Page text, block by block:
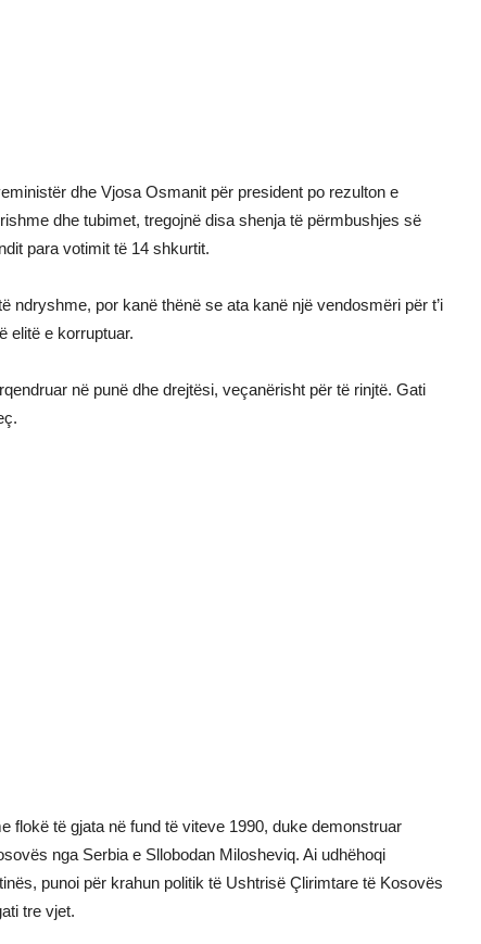
dhe Vjosa Osmanit për president po rezulton e
dhe tubimet, tregojnë disa shenja të përmbushjes së
para votimit të 14 shkurtit.
ndryshme, por kanë thënë se ata kanë një vendosmëri për t’i
elitë e korruptuar.
në punë dhe drejtësi, veçanërisht për të rinjtë. Gati
flokë të gjata në fund të viteve 1990, duke demonstruar
nga Serbia e Sllobodan Milosheviq. Ai udhëhoqi
punoi për krahun politik të Ushtrisë Çlirimtare të Kosovës
tre vjet.